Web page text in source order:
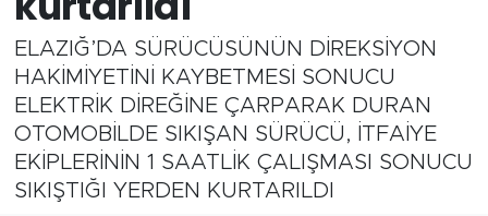
ELAZIĞ’DA SÜRÜCÜSÜNÜN DİREKSİYON
HAKİMİYETİNİ KAYBETMESİ SONUCU
ELEKTRİK DİREĞİNE ÇARPARAK DURAN
OTOMOBİLDE SIKIŞAN SÜRÜCÜ, İTFAİYE
EKİPLERİNİN 1 SAATLİK ÇALIŞMASI SONUCU
SIKIŞTIĞI YERDEN KURTARILDI
Adaklı-Kiğı
Yayladere-Yedisu
MD Prestij Dergisi
Siyaset
Tüm Manşetler
Son Dakika Haberleri
Haber Arşivi